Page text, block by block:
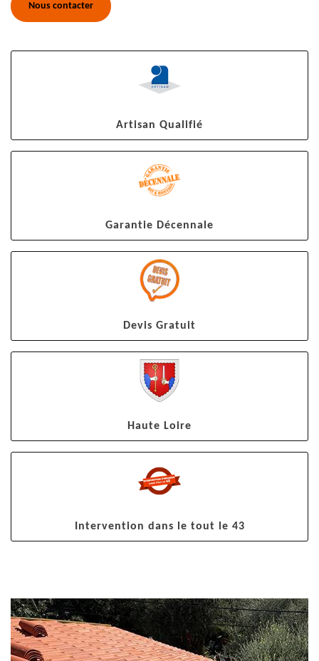
Nous contacter
Artisan Qualifié
Garantie Décennale
Devis Gratuit
Haute Loire
Intervention dans le tout le 43